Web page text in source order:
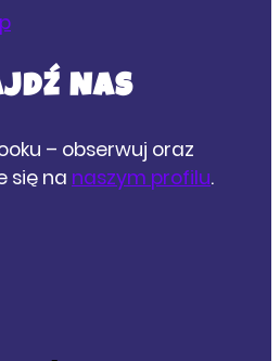
NAS
– obserwuj oraz
się na naszym profilu.